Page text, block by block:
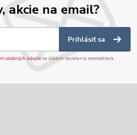
akcie na email?
Prihlásiť sa
osobných údajov za účelom zasielania newslettera.